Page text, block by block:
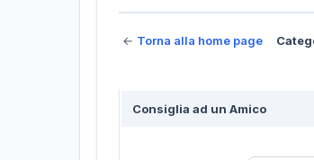
← Torna alla home page
Consiglia ad un Amico